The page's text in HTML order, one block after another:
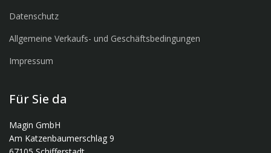
Datenschutz
Allgemeine Verkaufs- und Geschäftsbedingungen
Impressum
Für Sie da
Magin GmbH
Am Katzenbaumerschlag 9